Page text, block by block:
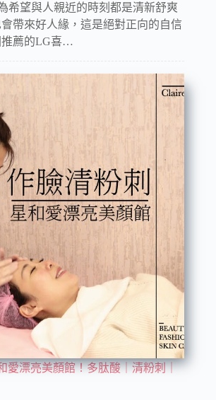
希望與人親近的時刻都是清新舒爽
帶來好人緣，這是絕對正向的自信
推薦的LG喜…
愛漂亮美顏館！多肽酸｜清粉刺｜